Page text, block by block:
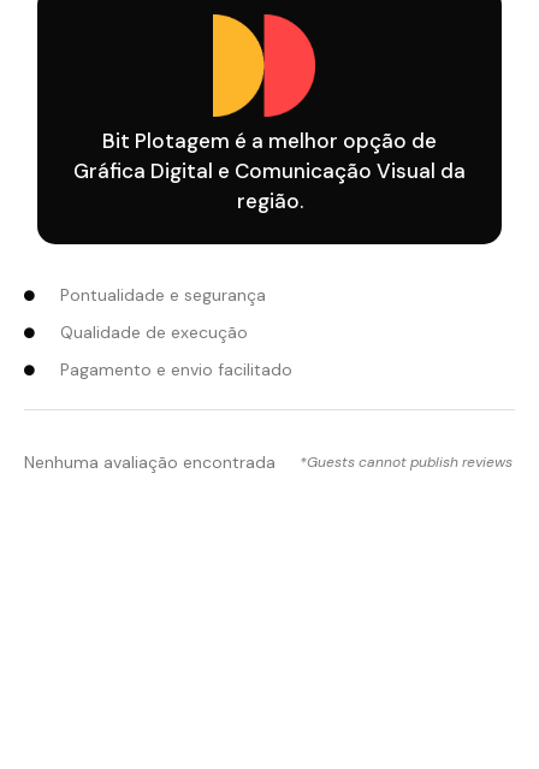
Bit Plotagem é a melhor opção de
Gráfica Digital e Comunicação Visual da
região.
Pontualidade e segurança
Qualidade de execução
Pagamento e envio facilitado
Nenhuma avaliação encontrada *Guests cannot publish reviews